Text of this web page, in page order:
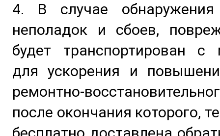
4. В случае обнаружения
неполадок и сбоев,
будет транспортирован с
для ускорения и
ремонтно-
после окончания которого,